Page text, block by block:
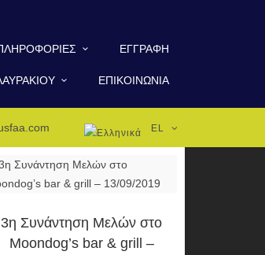
ΕΓΓΡΑΦΉ
ΕΠΙΚΟΙΝΩΝΊΑ
EL
3η Συνάντηση Μελών στο
Moondog’s bar & grill –